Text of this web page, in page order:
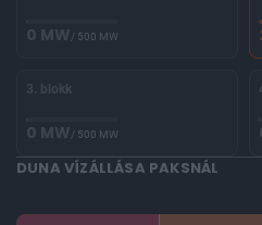
0 MW/ 500 MW
3. blokk
0 MW/ 500 MW
DUNA VÍZÁLLÁSA PAKSNÁL